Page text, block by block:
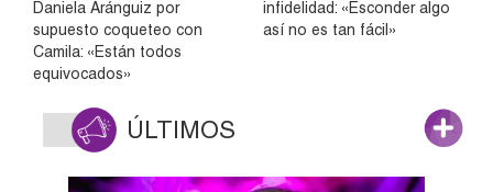
Daniela Aránguiz por
supuesto coqueteo con
Camila: «Están todos
equivocados»
infidelidad: «Esconder algo
así no es tan fácil»
ÚLTIMOS